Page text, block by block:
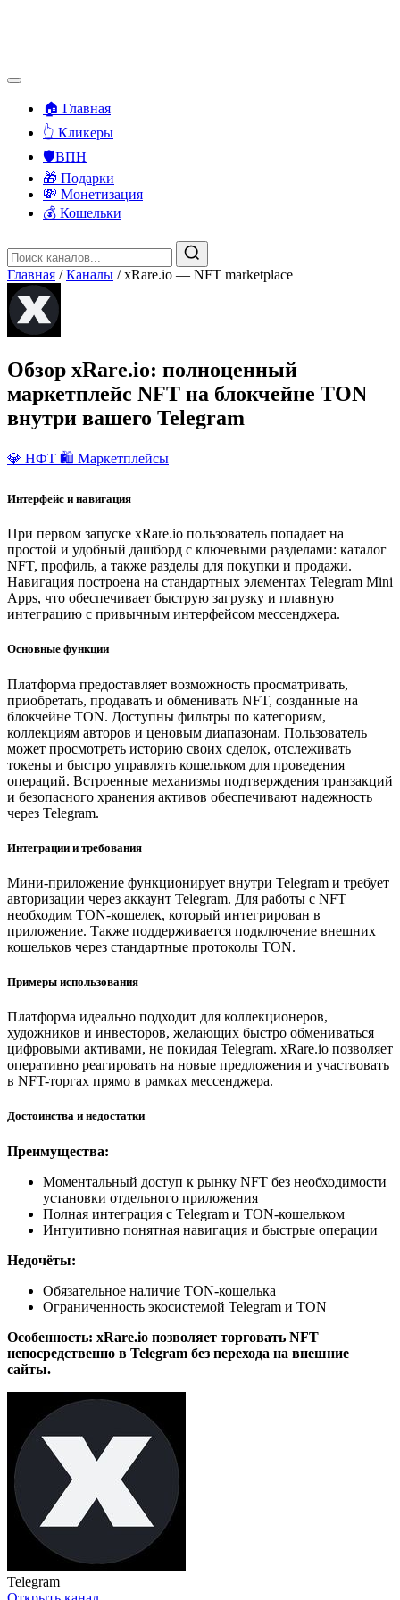
🏠 Главная
👆 Кликеры
🛡️ВПН
🎁 Подарки
💸 Монетизация
💰 Кошельки
Главная / Каналы / xRare.io — NFT marketplace
Обзор xRare.io: полноценный
маркетплейс NFT на блокчейне TON
внутри вашего Telegram
💎 НФТ 🛍️ Маркетплейсы
Интерфейс и навигация
При первом запуске xRare.io пользователь попадает на
простой и удобный дашборд с ключевыми разделами: каталог
NFT, профиль, а также разделы для покупки и продажи.
Навигация построена на стандартных элементах Telegram Mini
Apps, что обеспечивает быструю загрузку и плавную
интеграцию с привычным интерфейсом мессенджера.
Основные функции
Платформа предоставляет возможность просматривать,
приобретать, продавать и обменивать NFT, созданные на
блокчейне TON. Доступны фильтры по категориям,
коллекциям авторов и ценовым диапазонам. Пользователь
может просмотреть историю своих сделок, отслеживать
токены и быстро управлять кошельком для проведения
операций. Встроенные механизмы подтверждения транзакций
и безопасного хранения активов обеспечивают надежность
через Telegram.
Интеграции и требования
Мини-приложение функционирует внутри Telegram и требует
авторизации через аккаунт Telegram. Для работы с NFT
необходим TON-кошелек, который интегрирован в
приложение. Также поддерживается подключение внешних
кошельков через стандартные протоколы TON.
Примеры использования
Платформа идеально подходит для коллекционеров,
художников и инвесторов, желающих быстро обмениваться
цифровыми активами, не покидая Telegram. xRare.io позволяет
оперативно реагировать на новые предложения и участвовать
в NFT-торгах прямо в рамках мессенджера.
Достоинства и недостатки
Преимущества:
Моментальный доступ к рынку NFT без необходимости
установки отдельного приложения
Полная интеграция с Telegram и TON-кошельком
Интуитивно понятная навигация и быстрые операции
Недочёты:
Обязательное наличие TON-кошелька
Ограниченность экосистемой Telegram и TON
Особенность: xRare.io позволяет торговать NFT
непосредственно в Telegram без перехода на внешние
сайты.
Telegram